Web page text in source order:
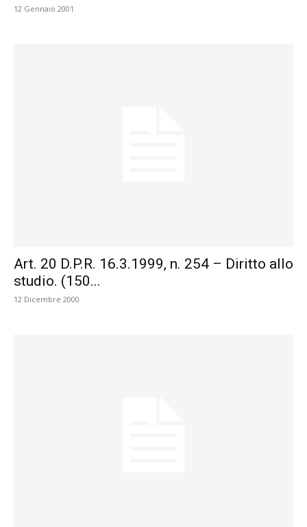
12 Gennaio 2001
Art. 20 D.P.R. 16.3.1999, n. 254 – Diritto allo
studio. (150...
12 Dicembre 2000